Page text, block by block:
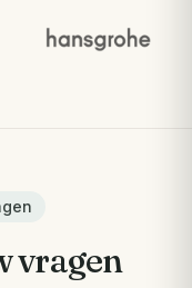
vragen